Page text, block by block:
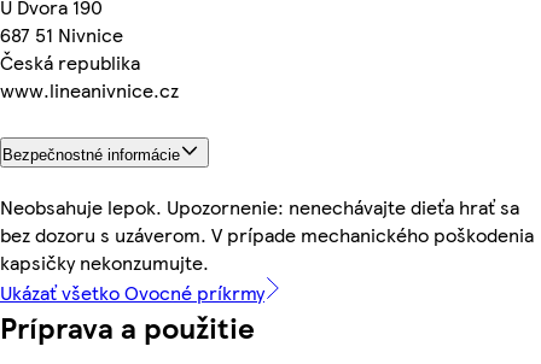
U Dvora 190
687 51 Nivnice
Česká republika
www.lineanivnice.cz
Bezpečnostné informácie
Neobsahuje lepok. Upozornenie: nenechávajte dieťa hrať sa
bez dozoru s uzáverom. V prípade mechanického poškodenia
kapsičky nekonzumujte.
Ukázať všetko Ovocné príkrmy
Príprava a použitie